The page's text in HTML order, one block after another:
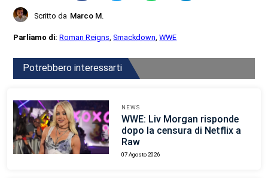
Scritto da Marco M.
Parliamo di:Roman Reigns,Smackdown,WWE
Potrebbero interessarti
NEWS
WWE: Liv Morgan risponde
dopo la censura di Netflix a
Raw
07 Agosto 2026